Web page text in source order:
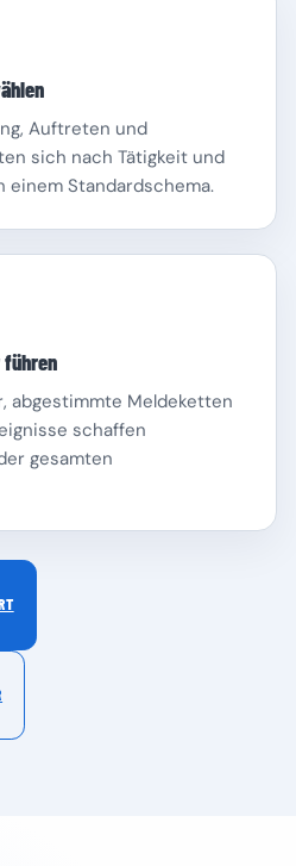
Auftreten und
sich nach Tätigkeit und
einem Standardschema.
führen
abgestimmte Meldeketten
schaffen
gesamten